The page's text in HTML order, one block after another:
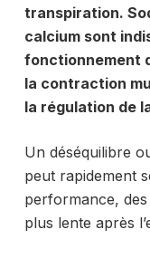
transpiration.
calcium sont
fonctionnement
la contraction
la régulation de
Un déséquilibre
peut rapidement
performance,
plus lente après